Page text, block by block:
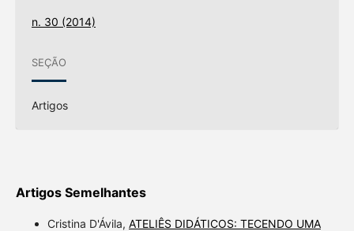
n. 30 (2014)
SEÇÃO
Artigos
Artigos Semelhantes
Cristina D'Ávila, ATELIÊS DIDÁTICOS: TECENDO UMA